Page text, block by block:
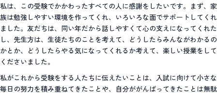
私は、この受験でかかわったすべての人に感謝をしたいです。まず、家
族は勉強しやすい環境を作ってくれ、いろいろな面でサポートしてくれ
ました。友だちは、同い年だから話しやすくて心の支えになってくれた
し、先生方は、生徒たちのことを考えて、どうしたらみんながわかるの
かとか、どうしたらやる気になってくれるか考えて、楽しい授業をして
くださいました。
私がこれから受験をする人たちに伝えたいことは、入試に向けて小さな
毎日の努力を積み重ねてきたことや、自分ががんばってきたことは無駄